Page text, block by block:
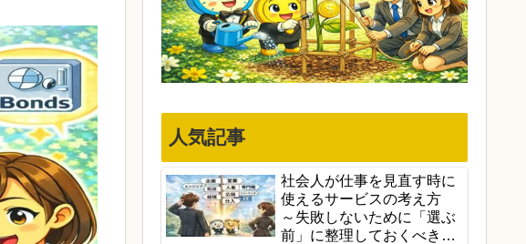
人気記事
社会人が仕事を見直す時に
使えるサービスの考え方
～失敗しないために「選ぶ
前」に整理しておくべきこ